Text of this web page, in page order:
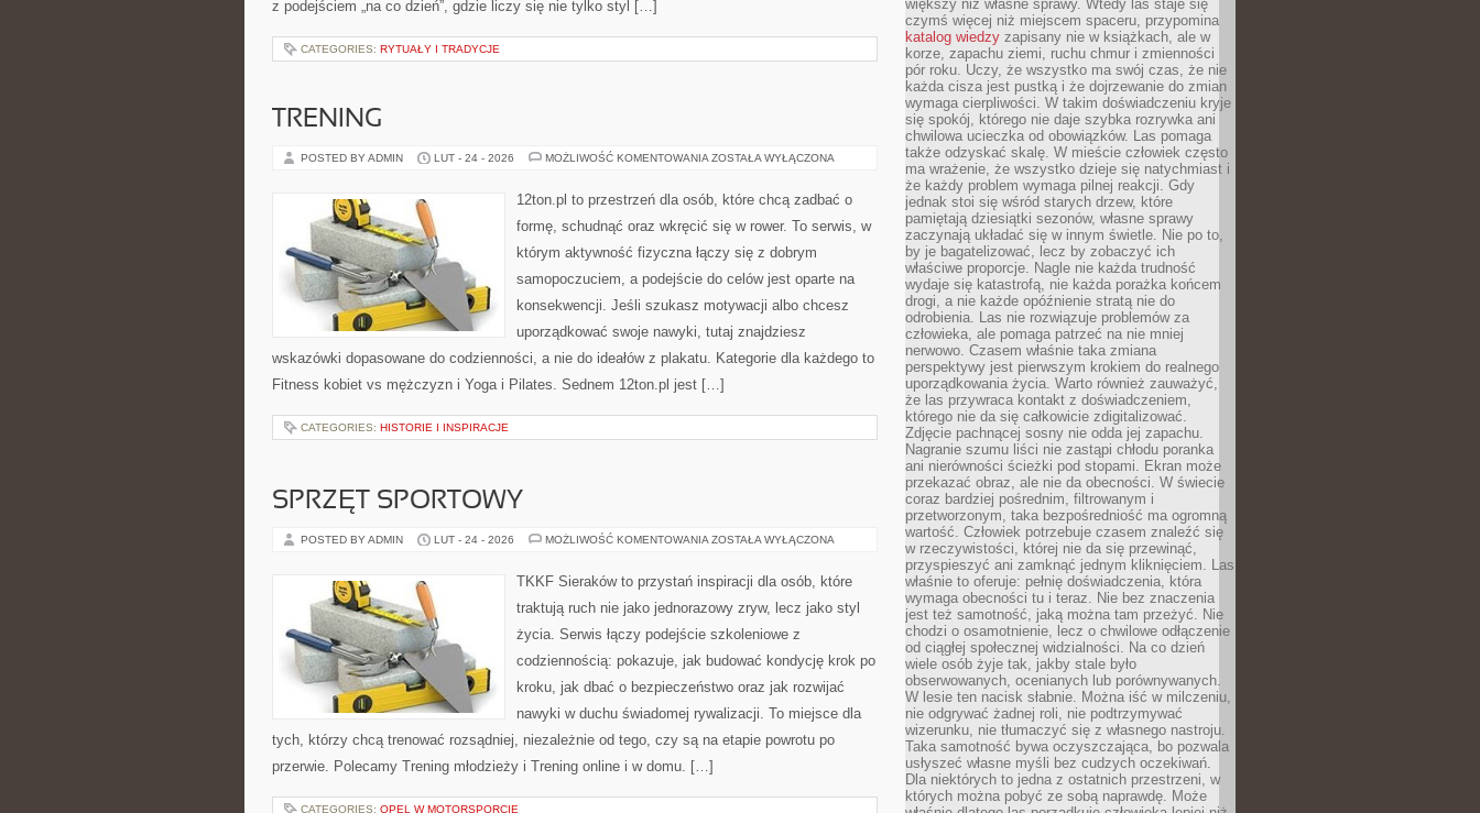
z podejściem „na co dzień”, gdzie liczy się nie tylko styl […]
CATEGORIES: RYTUAŁY I TRADYCJE
TRENING
POSTED BY ADMIN LUT - 24 - 2026 MOŻLIWOŚĆ KOMENTOWANIA TRENING
ZOSTAŁA WYŁĄCZONA
12ton.pl to przestrzeń dla osób, które chcą zadbać o
formę, schudnąć oraz wkręcić się w rower. To serwis, w
którym aktywność fizyczna łączy się z dobrym
samopoczuciem, a podejście do celów jest oparte na
konsekwencji. Jeśli szukasz motywacji albo chcesz
uporządkować swoje nawyki, tutaj znajdziesz
wskazówki dopasowane do codzienności, a nie do ideałów z plakatu. Kategorie dla każdego to
Fitness kobiet vs mężczyzn i Yoga i Pilates. Sednem 12ton.pl jest […]
CATEGORIES: HISTORIE I INSPIRACJE
SPRZĘT SPORTOWY
POSTED BY ADMIN LUT - 24 - 2026 MOŻLIWOŚĆ KOMENTOWANIA SPRZĘT
ZOSTAŁA WYŁĄCZONA
TKKF Sieraków to przystań inspiracji dla osób, które
traktują ruch nie jako jednorazowy zryw, lecz jako styl
życia. Serwis łączy podejście szkoleniowe z
codziennością: pokazuje, jak budować kondycję krok po
kroku, jak dbać o bezpieczeństwo oraz jak rozwijać
nawyki w duchu świadomej rywalizacji. To miejsce dla
tych, którzy chcą trenować rozsądniej, niezależnie od tego, czy są na etapie powrotu po
przerwie. Polecamy Trening młodzieży i Trening online i w domu. […]
CATEGORIES: OPEL W MOTORSPORCIE
większy niż własne sprawy. Wtedy las staje się
czymś więcej niż miejscem spaceru, przypomina
katalog wiedzy zapisany nie w książkach, ale w
korze, zapachu ziemi, ruchu chmur i zmienności
pór roku. Uczy, że wszystko ma swój czas, że nie
każda cisza jest pustką i że dojrzewanie do zmian
wymaga cierpliwości. W takim doświadczeniu kryje
się spokój, którego nie daje szybka rozrywka ani
chwilowa ucieczka od obowiązków. Las pomaga
także odzyskać skalę. W mieście człowiek często
ma wrażenie, że wszystko dzieje się natychmiast i
że każdy problem wymaga pilnej reakcji. Gdy
jednak stoi się wśród starych drzew, które
pamiętają dziesiątki sezonów, własne sprawy
zaczynają układać się w innym świetle. Nie po to,
by je bagatelizować, lecz by zobaczyć ich
właściwe proporcje. Nagle nie każda trudność
wydaje się katastrofą, nie każda porażka końcem
drogi, a nie każde opóźnienie stratą nie do
odrobienia. Las nie rozwiązuje problemów za
człowieka, ale pomaga patrzeć na nie mniej
nerwowo. Czasem właśnie taka zmiana
perspektywy jest pierwszym krokiem do realnego
uporządkowania życia. Warto również zauważyć,
że las przywraca kontakt z doświadczeniem,
którego nie da się całkowicie zdigitalizować.
Zdjęcie pachnącej sosny nie odda jej zapachu.
Nagranie szumu liści nie zastąpi chłodu poranka
ani nierówności ścieżki pod stopami. Ekran może
przekazać obraz, ale nie da obecności. W świecie
coraz bardziej pośrednim, filtrowanym i
przetworzonym, taka bezpośredniość ma ogromną
wartość. Człowiek potrzebuje czasem znaleźć się
w rzeczywistości, której nie da się przewinąć,
przyspieszyć ani zamknąć jednym kliknięciem. Las
właśnie to oferuje: pełnię doświadczenia, która
wymaga obecności tu i teraz. Nie bez znaczenia
jest też samotność, jaką można tam przeżyć. Nie
chodzi o osamotnienie, lecz o chwilowe odłączenie
od ciągłej społecznej widzialności. Na co dzień
wiele osób żyje tak, jakby stale było
obserwowanych, ocenianych lub porównywanych.
W lesie ten nacisk słabnie. Można iść w milczeniu,
nie odgrywać żadnej roli, nie podtrzymywać
wizerunku, nie tłumaczyć się z własnego nastroju.
Taka samotność bywa oczyszczająca, bo pozwala
usłyszeć własne myśli bez cudzych oczekiwań.
Dla niektórych to jedna z ostatnich przestrzeni, w
których można pobyć ze sobą naprawdę. Może